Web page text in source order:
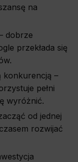
na
dobrze
przekłada się
konkurencją –
pełni
wyróżnić.
od jednej
rozwijać